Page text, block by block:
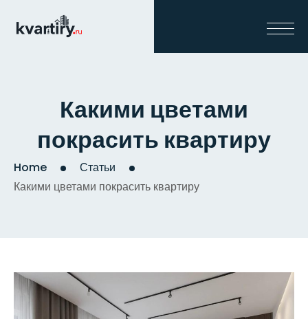
Какими цветами
покрасить квартиру
Home
Статьи
Какими цветами покрасить квартиру